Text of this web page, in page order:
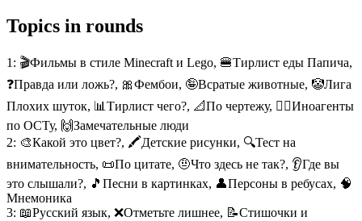
Topics in rounds
1: 🎬Фильмы в стиле Minecraft и Lego, 🍔Тирлист еды Папича,
❓Правда или ложь?, 🎀Фембои, 🤪Всратые животные, 🤡Лига
Плохих шуток, 📊Тирлист чего?, 📐По чертежу, 🕵️‍♂️Иноагенты
по ОСТу, 🙌Замечательные люди
2: 🎨Какой это цвет?, 🖍️Детские рисунки, 🔍Тест на
внимательность, 📜По цитате, 🤨Что здесь не так?, 👂Где вы
это слышали?, 🎵Песни в картинках, 👤Персоны в ребусах, 🧠
Мнемоника
3: 📖Русский язык, ❌Отметьте лишнее, 📝Стишочки и